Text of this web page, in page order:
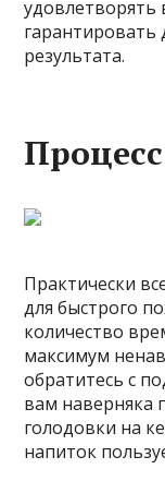
гарантировать
результата.
Практически
для быстрого
количество
максимум
обратитесь с
вам наверняка
голодовки на
напиток